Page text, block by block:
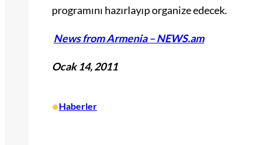
programını hazırlayıp organize edecek.
News from Armenia – NEWS.am
Ocak 14, 2011
•Haberler